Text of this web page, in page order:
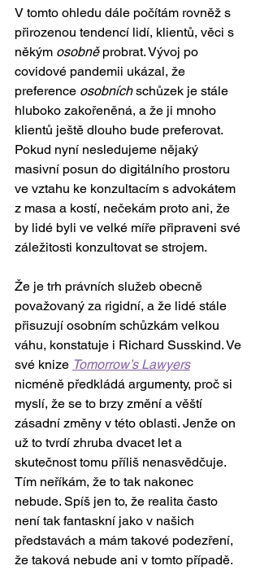
V tomto ohledu dále počítám rovněž s
přirozenou tendencí lidí, klientů, věci s
někým osobně probrat. Vývoj po
covidové pandemii ukázal, že
preference osobních schůzek je stále
hluboko zakořeněná, a že ji mnoho
klientů ještě dlouho bude preferovat.
Pokud nyní nesledujeme nějaký
masivní posun do digitálního prostoru
ve vztahu ke konzultacím s advokátem
z masa a kostí, nečekám proto ani, že
by lidé byli ve velké míře připraveni své
záležitosti konzultovat se strojem.
Že je trh právních služeb obecně
považovaný za rigidní, a že lidé stále
přisuzují osobním schůzkám velkou
váhu, konstatuje i Richard Susskind. Ve
své knize Tomorrow’s Lawyers
nicméně předkládá argumenty, proč si
myslí, že se to brzy změní a věští
zásadní změny v této oblasti. Jenže on
už to tvrdí zhruba dvacet let a
skutečnost tomu příliš nenasvědčuje.
Tím neříkám, že to tak nakonec
nebude. Spíš jen to, že realita často
není tak fantaskní jako v našich
představách a mám takové podezření,
že taková nebude ani v tomto případě.